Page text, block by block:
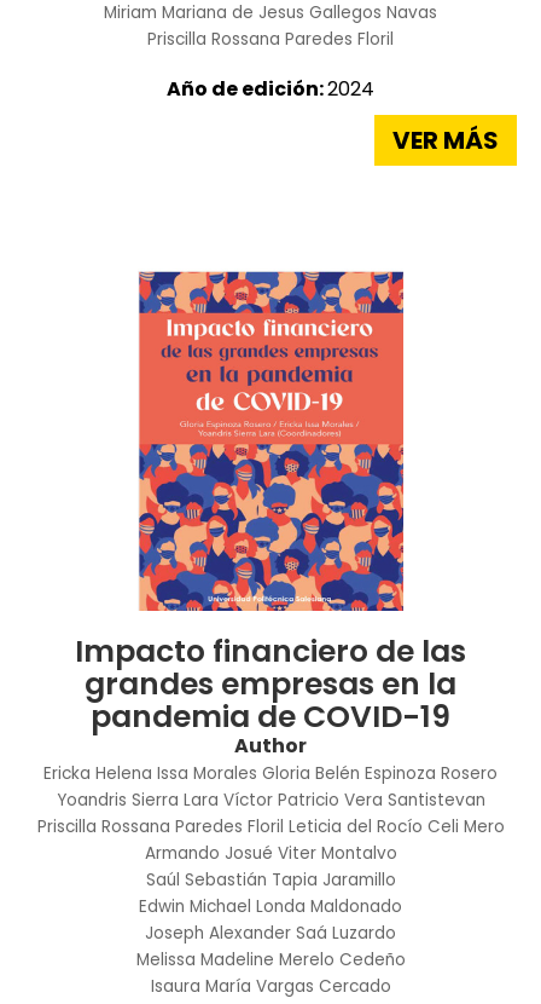
Miriam Mariana de Jesus Gallegos Navas
Priscilla Rossana Paredes Floril
Año de edición:2024
VER MÁS
Impacto financiero de las
grandes empresas en la
pandemia de COVID-19
Author
Ericka Helena Issa Morales Gloria Belén Espinoza Rosero
Yoandris Sierra Lara Víctor Patricio Vera Santistevan
Priscilla Rossana Paredes Floril Leticia del Rocío Celi Mero
Armando Josué Viter Montalvo
Saúl Sebastián Tapia Jaramillo
Edwin Michael Londa Maldonado
Joseph Alexander Saá Luzardo
Melissa Madeline Merelo Cedeño
Isaura María Vargas Cercado